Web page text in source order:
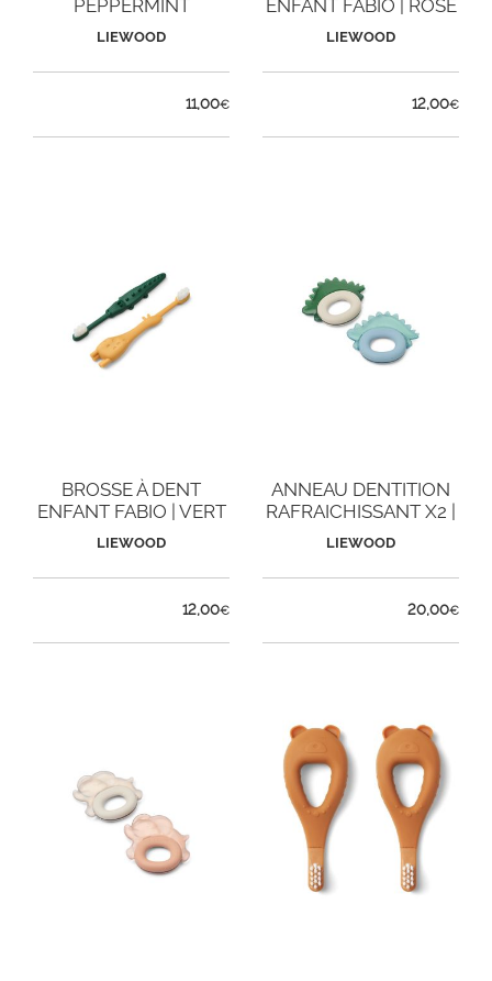
PEPPERMINT
LIEWOOD
11,00€
ENFANT FABIO | ROSE
LIEWOOD
12,00€
BROSSE À DENT
ENFANT FABIO | VERT
LIEWOOD
12,00€
ANNEAU DENTITION
RAFRAICHISSANT X2 |
GRIS
LIEWOOD
20,00€